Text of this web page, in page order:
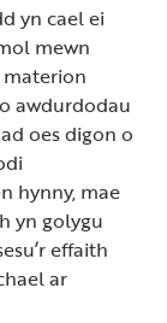
yn cael ei
mewn
materion
awdurdodau
oes digon o
hynny, mae
yn golygu
effaith
ar